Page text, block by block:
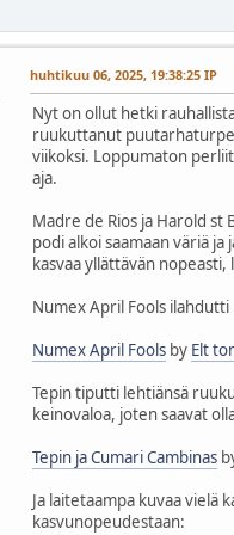
huhtikuu 06, 2025, 19:38:25 IP
Nyt on ollut hetki
ruukuttanut
viikoksi. Loppumaton
aja.
Madre de Rios ja Harold
podi alkoi saamaan väriä
kasvaa yllättävän
Numex April Fools
Numex April Fools by Elt
Tepin tiputti lehtiänsä
keinovaloa, joten saavat
Tepin ja Cumari Cambinas
Ja laitetaampa kuvaa vielä
kasvunopeudestaan: